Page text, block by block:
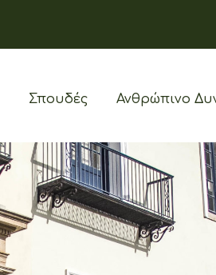
Σπουδές Ανθρώπινο